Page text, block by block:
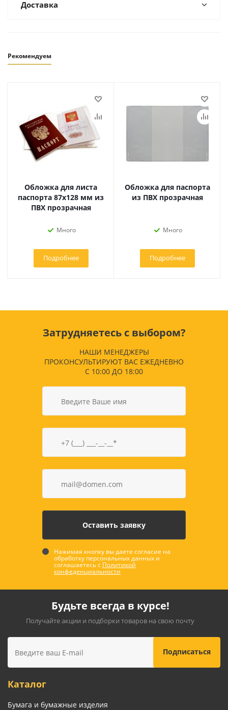
Доставка
Рекомендуем
Обложка для листа
паспорта 87x128 мм из
ПВХ прозрачная
Много
Подробнее
Обложка для паспорта
из ПВХ прозрачная
Много
Подробнее
Затрудняетесь с выбором?
НАШИ МЕНЕДЖЕРЫ
ПРОКОНСУЛЬТИРУЮТ ВАС ЕЖЕДНЕВНО
С 10:00 ДО 18:00
Нажимая кнопку вы даете согласие на
обработку персональных данных и
соглашаетесь с Политикой
конфеденциальности
Будьте всегда в курсе!
Получайте акции и подборки товаров на свою почту
Каталог
Бумага и бумажные изделия